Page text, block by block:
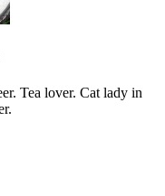
Tea lover. Cat lady in